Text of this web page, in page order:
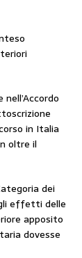
in Italia
oltre il
dei
effetti delle
apposito
dovesse